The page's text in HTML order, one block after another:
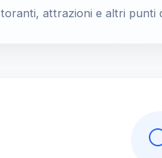
attrazioni e altri punti